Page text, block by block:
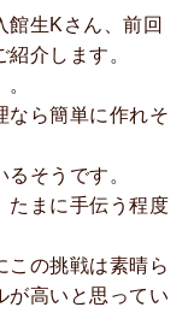
館生Kさん、前回
介します。
なら簡単に作れそ
そうです。
たまに手伝う程度
この挑戦は素晴ら
が高いと思ってい